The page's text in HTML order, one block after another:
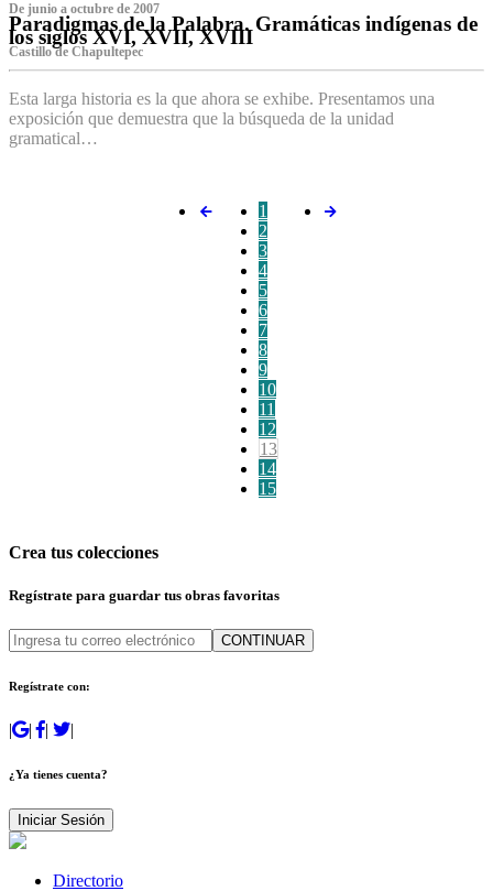
De junio a octubre de 2007
Paradigmas de la Palabra. Gramáticas indígenas de
los siglos XVI, XVII, XVIII
Castillo de Chapultepec
Esta larga historia es la que ahora se exhibe. Presentamos una
exposición que demuestra que la búsqueda de la unidad
gramatical…
1
2
3
4
5
6
7
8
9
10
11
12
13
14
15
Crea tus colecciones
Regístrate para guardar tus obras favoritas
CONTINUAR
Regístrate con:
| | | |
¿Ya tienes cuenta?
Iniciar Sesión
Directorio